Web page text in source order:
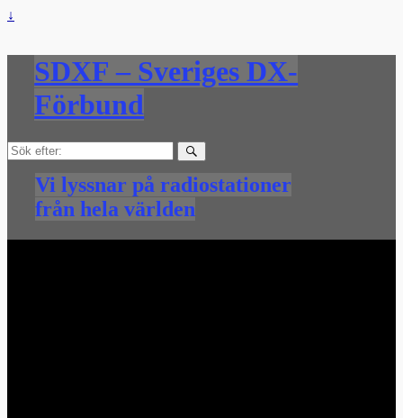
↓
SDXF – Sveriges DX-
Förbund
Sök
efter:
Vi lyssnar på radiostationer
från hela världen